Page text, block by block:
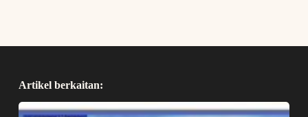
Artikel berkaitan: